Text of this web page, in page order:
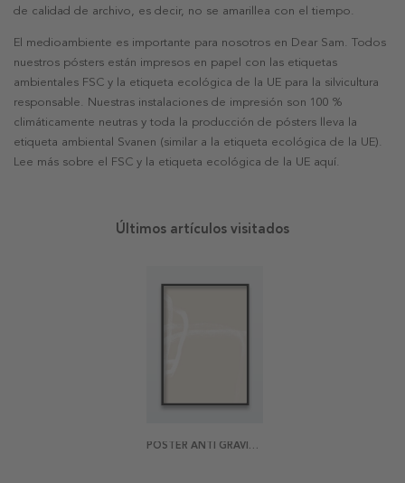
de calidad de archivo, es decir, no se amarillea con el tiempo.
El medioambiente es importante para nosotros en Dear Sam. Todos
nuestros pósters están impresos en papel con las etiquetas
ambientales FSC y la etiqueta ecológica de la UE para la silvicultura
responsable. Nuestras instalaciones de impresión son 100 %
climáticamente neutras y toda la producción de pósters lleva la
etiqueta ambiental Svanen (similar a la etiqueta ecológica de la UE).
Lee más sobre el FSC y la etiqueta ecológica de la UE aquí.
Últimos artículos visitados
POSTER ANTI GRAVITY PT 2